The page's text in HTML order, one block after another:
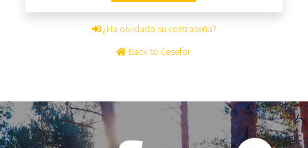
¿Ha olvidado su contraseña?
Back to Cesefor